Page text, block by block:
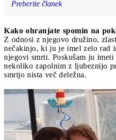
Preberite članek
Kako ohranjate spomin na
Z odnosi z njegovo družino,
nečakinjo, ki ju je imel zelo rad
njegovi smrti. Poskušam ju
nekoliko zapolnim z ljubeznijo
smrtjo nista več deležna.